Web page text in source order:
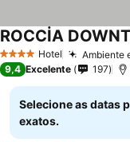
4 EstrelasHotel Ambiente
ROCCİA
9,4 Excelente 197
Selecione as datas
exatos.